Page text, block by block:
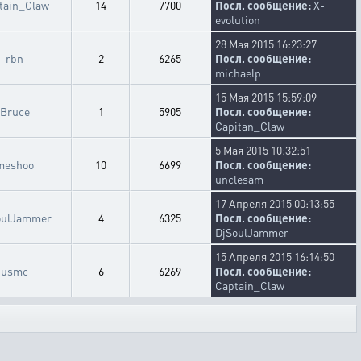
14 7700
Посл. сообщение:X-
evolution
rbn 2 6265
28 Мая 2015 16:23:27
Посл. сообщение:
michaelp
Bruce 1 5905
15 Мая 2015 15:59:09
Посл. сообщение:
Capitan_Claw
10 6699
5 Мая 2015 10:32:51
Посл. сообщение:
unclesam
4 6325
17 Апреля 2015 00:13:55
Посл. сообщение:
DjSoulJammer
usmc 6 6269
15 Апреля 2015 16:14:50
Посл. сообщение:
Captain_Claw